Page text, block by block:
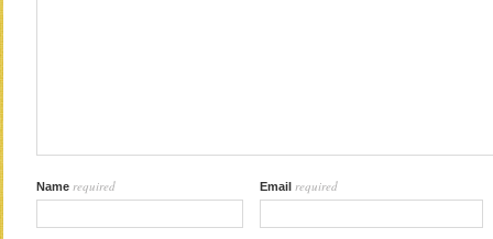
Name required Email required